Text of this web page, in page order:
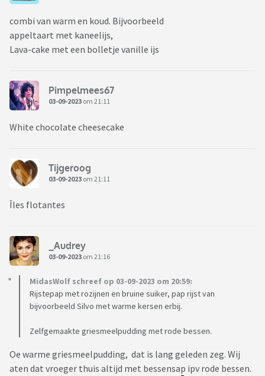
combi van warm en koud. Bijvoorbeeld
appeltaart met kaneelijs,
Lava-cake met een bolletje vanille ijs
Pimpelmees67
03-09-2023 om 21:11
White chocolate cheesecake
Tijgeroog
03-09-2023 om 21:11
Îles flotantes
_Audrey
03-09-2023 om 21:16
MidasWolf schreef op 03-09-2023 om 20:59:
Rijstepap met rozijnen en bruine suiker, pap rijst van
bijvoorbeeld Silvo met warme kersen erbij.
Zelfgemaakte griesmeelpudding met rode bessen.
Oe warme griesmeelpudding, dat is lang geleden zeg. Wij
aten dat vroeger thuis altijd met bessensap ipv rode bessen.